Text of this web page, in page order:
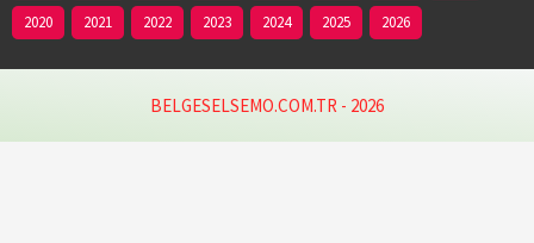
2020
2021 2022 2023 2024 2025 2026
BELGESELSEMO.COM.TR - 2026